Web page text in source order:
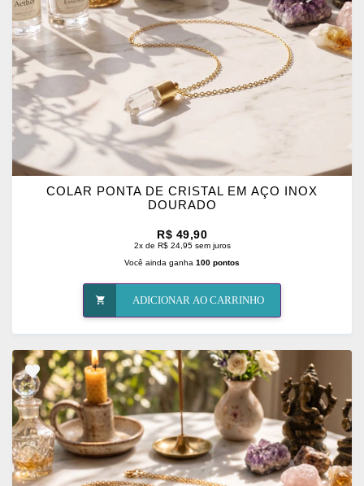
FAVORITOS
COLAR PONTA DE CRISTAL EM AÇO INOX
DOURADO
R$ 49,90
2x de R$ 24,95 sem juros
Você ainda ganha 100 pontos
ADICIONAR AO CARRINHO
ADICIONAR
OS
FAVORITOS